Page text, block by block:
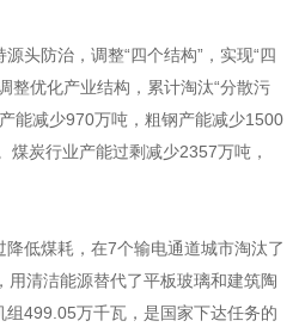
头防治，调整“四个结构”，实现“四
整优化产业结构，累计淘汰“分散污
能减少970万吨，粗钢产能减少1500
煤炭行业产能过剩减少2357万吨，
低煤耗，在7个输电通道城市淘汰了
用清洁能源替代了平板玻璃和建筑陶
499.05万千瓦，是国家下达任务的